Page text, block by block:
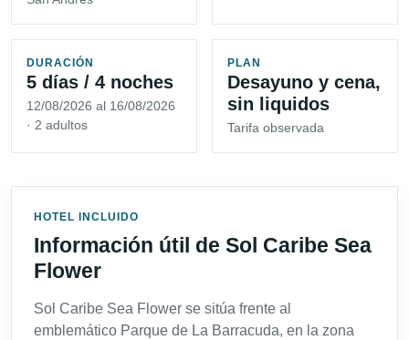
DURACIÓN
5 días / 4 noches
12/08/2026 al 16/08/2026
· 2 adultos
PLAN
Desayuno y cena,
sin liquidos
Tarifa observada
HOTEL INCLUIDO
Información útil de Sol Caribe Sea
Flower
Sol Caribe Sea Flower se sitúa frente al
emblemático Parque de La Barracuda, en la zona